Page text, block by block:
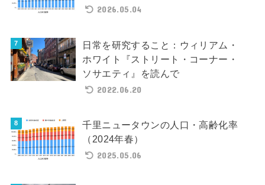
2026.05.04
日常を研究すること：ウィリアム・
ホワイト『ストリート・コーナー・
ソサエティ』を読んで
2022.06.20
千里ニュータウンの人口・高齢化率
（2024年春）
2025.05.06